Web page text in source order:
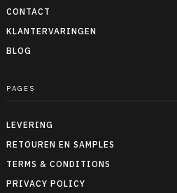
CONTACT
KLANTERVARINGEN
BLOG
PAGES
LEVERING
RETOUREN EN SAMPLES
TERMS & CONDITIONS
PRIVACY POLICY